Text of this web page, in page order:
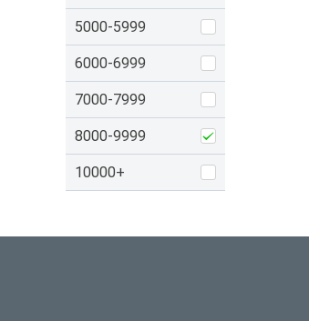
5000-5999
6000-6999
7000-7999
8000-9999
10000+